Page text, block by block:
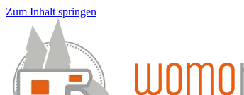
Zum Inhalt springen